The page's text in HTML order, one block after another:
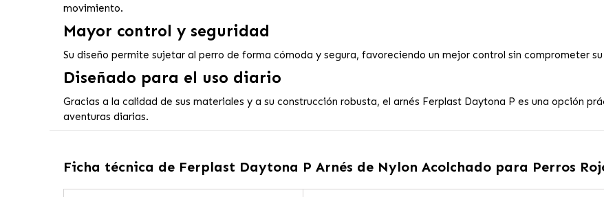
movimiento.
Mayor control y seguridad
Su diseño permite sujetar al perro de forma cómoda y segura, favoreciendo un mejor control sin comprometer
Diseñado para el uso diario
Gracias a la calidad de sus materiales y a su construcción robusta, el arnés Ferplast Daytona P es una opción
aventuras diarias.
Ficha técnica de Ferplast Daytona P Arnés de Nylon Acolchado para Perros